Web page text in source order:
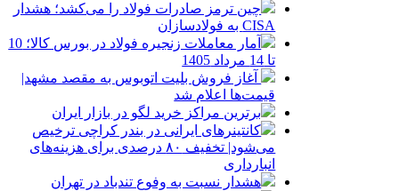
چین ترمز صادرات فولاد را می‌کشد؛ هشدار
CISA به فولادسازان
آمار معاملات زنجیره فولاد در بورس کالا؛ 10
تا 14 مرداد 1405
آغاز فروش بلیت اتوبوس به مقصد مشهد|
قیمت‌ها اعلام شد
برترین مراکز خرید لگو در بازار ایران
کانتینرهای ایرانی در بندر کراچی ترخیص
می‌شود| تخفیف ۸۰ درصدی برای هزینه‌های
انبارداری
هشدار نسبت به وفوع تندباد در تهران